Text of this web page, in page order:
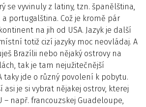
se vyvinuly z latiny, tzn. španělština,
portugalština. Což je kromě pár
na jih od USA. Jazyk je další
totiž cizí jazyky moc neovládaj. A
Brazílii nebo nějaký ostrovy na
tak je tam nejužitečnější
taky jde o různý povolení k pobytu.
asi je si vybrat nějakej ostrov, kterej
– např. francouzskej Guadeloupe,